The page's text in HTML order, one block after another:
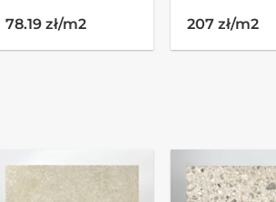
78.19 zł/m2 207 zł/m2